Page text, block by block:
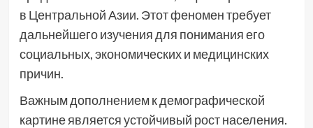
в Центральной Азии. Этот феномен требует
дальнейшего изучения для понимания его
социальных, экономических и медицинских
причин.
Важным дополнением к демографической
картине является устойчивый рост населения.